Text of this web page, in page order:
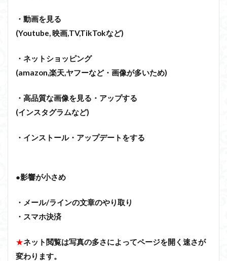
・動画を見る
(Youtube, 映画,TV,TikTokなど)
・ネットショッピング
(amazon,楽天,ヤフーなど・画像が多いため)
・高品質な画像を見る・アップする
(インスタグラムなど)
・インストール・アップデートをする
●影響が小さめ
・メール/ラインの文章のやり取り
・スマホ決済
★ネット閲覧は写真の多さによってページを開く速さが
変わります。